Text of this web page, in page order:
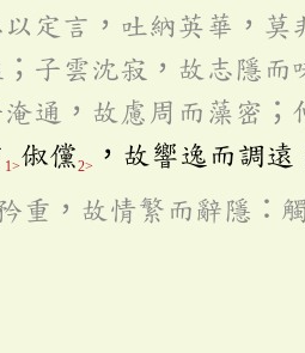
定言，吐納英華，莫
子雲沈寂，故志隱而
通，故慮周而藻密；
1>俶儻2>
，故響逸而調遠
重，故情繁而辭隱：觸